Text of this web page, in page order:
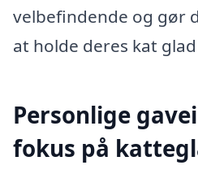
velbefindende og gør
at holde deres kat
Personlige
fokus på